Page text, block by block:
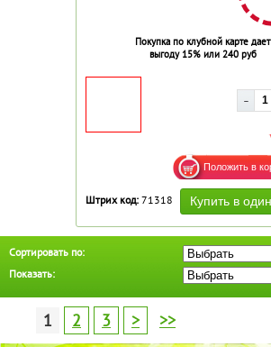
Покупка по клубной карте дает
выгоду 15% или 240 руб
Штрих код: 71318
Сортировать по:
Показать:
1 2 3 > >>